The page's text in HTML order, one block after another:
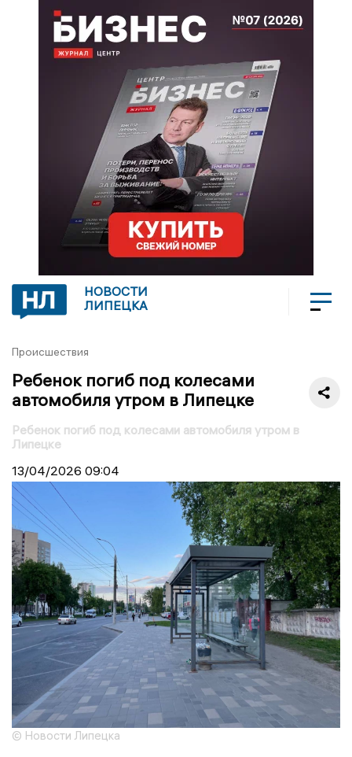
НОВОСТИ
ЛИПЕЦКА
Происшествия
Ребенок погиб под колесами
автомобиля утром в Липецке
Ребенок погиб под колесами автомобиля утром в
Липецке
13/04/2026 09:04
© Новости Липецка